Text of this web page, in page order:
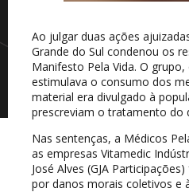
Ao julgar duas ações
Grande do Sul condenou os
Manifesto Pela Vida. O
estimulava o consumo dos
material era divulgado à
prescreviam o tratamento do
Nas sentenças, a Médicos
as empresas Vitamedic
José Alves (GJA
por danos morais coletivos e